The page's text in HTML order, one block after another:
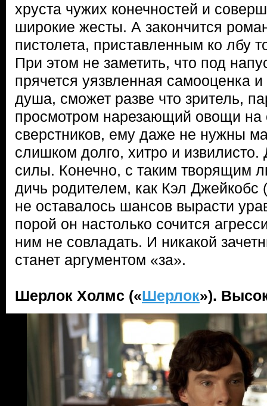
хруста чужих конечностей и
широкие жесты. А закончится
пистолета, приставленным ко лбу
При этом не заметить, что под
прячется уязвленная самооценка
душа, сможет разве что зритель,
просмотром нарезающий овощи на
сверстников, ему даже не нужны
слишком долго, хитро и извилисто.
силы. Конечно, с таким творящим
дичь родителем, как Кэл Джейкобс (
не оставалось шансов вырасти
порой он настолько сочится
ним не совладать. И никакой
станет аргументом «за».
Шерлок Холмс («Шерлок»).